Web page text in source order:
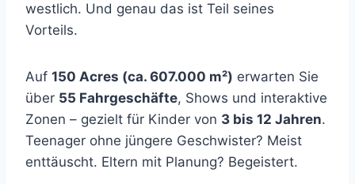
westlich. Und genau das ist Teil seines
Vorteils.
Auf 150 Acres (ca. 607.000 m²) erwarten Sie
über 55 Fahrgeschäfte, Shows und interaktive
Zonen – gezielt für Kinder von 3 bis 12 Jahren.
Teenager ohne jüngere Geschwister? Meist
enttäuscht. Eltern mit Planung? Begeistert.